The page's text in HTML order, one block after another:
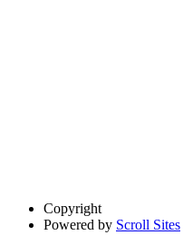
Copyright
Powered by Scroll Sites